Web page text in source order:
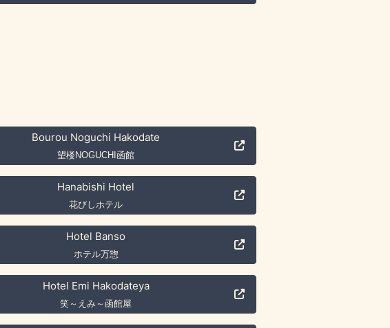
Bourou Noguchi Hakodate
望楼NOGUCHI函館
Hanabishi Hotel
花びしホテル
Hotel Banso
ホテル万惣
Hotel Emi Hakodateya
笑～えみ～函館屋